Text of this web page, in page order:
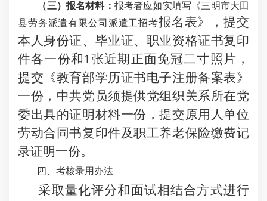
（三）报名材料： 报考者应如实填写《三明市大田
县劳务派遣有限公司派遣工招考报名表》，提交
本人身份证、毕业证、职业资格证书复印
件各一份和 1张近期正面免冠二寸照片，
提交《教育部学历证书电子注册备案表》
一份，中共党员须提供党组织关系所在党
委出具的证明材料一份，提交原用人单位
劳动合同书复印件及职工养老保险缴费记
录证明一份。
四、考核录用办法
采取量化评分和面试相结合方式进行